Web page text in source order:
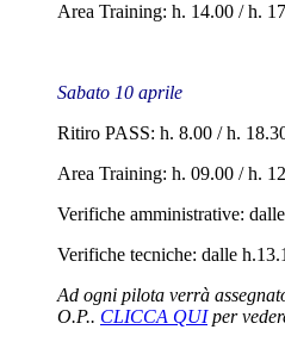
Area Training: h. 14.00 / h.
Sabato 10 aprile
Ritiro PASS: h. 8.00 / h.
Area Training: h. 09.00 / h.
Verifiche amministrative:
Verifiche tecniche: dalle
Ad ogni pilota verrà
O.P.. CLICCA QUIper